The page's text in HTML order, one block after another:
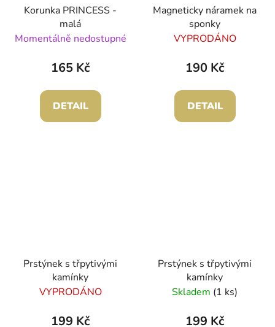
Korunka PRINCESS -
malá
Momentálně nedostupné
165 Kč
DETAIL
Magneticky náramek na
sponky
VYPRODÁNO
190 Kč
DETAIL
Prstýnek s třpytivými
kamínky
VYPRODÁNO
199 Kč
Prstýnek s třpytivými
kamínky
Skladem (1 ks)
199 Kč